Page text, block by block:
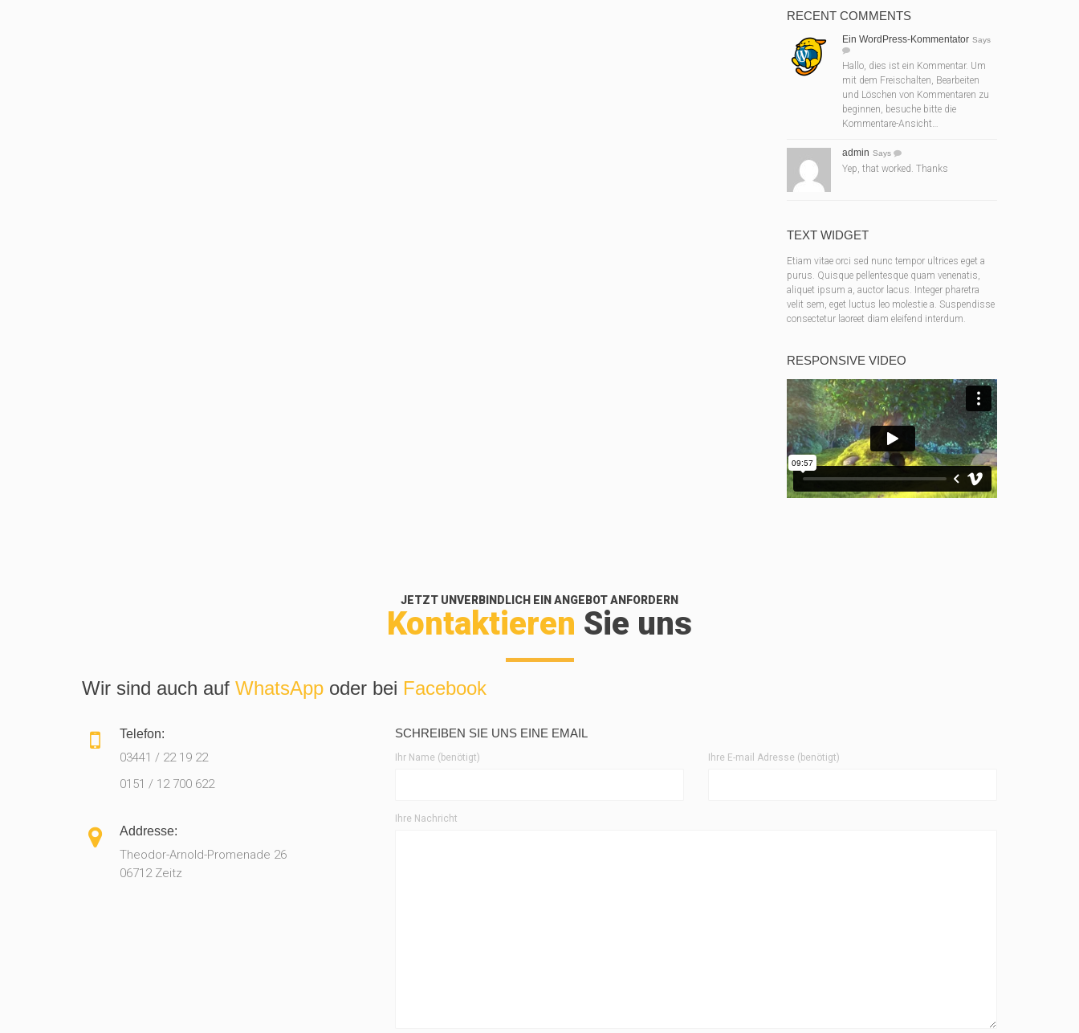
RECENT COMMENTS
Ein WordPress-Kommentator Says
Hallo, dies ist ein Kommentar. Um
mit dem Freischalten, Bearbeiten
und Löschen von Kommentaren zu
beginnen, besuche bitte die
Kommentare-Ansicht…
admin Says
Yep, that worked. Thanks
TEXT WIDGET
Etiam vitae orci sed nunc tempor ultrices eget a
purus. Quisque pellentesque quam venenatis,
aliquet ipsum a, auctor lacus. Integer pharetra
velit sem, eget luctus leo molestie a. Suspendisse
consectetur laoreet diam eleifend interdum.
RESPONSIVE VIDEO
JETZT UNVERBINDLICH EIN ANGEBOT ANFORDERN
Kontaktieren Sie uns
Wir sind auch auf WhatsApp oder bei Facebook
Telefon:
03441 / 22 19 22
0151 / 12 700 622
Addresse:
Theodor-Arnold-Promenade 26
06712 Zeitz
SCHREIBEN SIE UNS EINE EMAIL
Ihr Name (benötigt) Ihre E-mail Adresse (benötigt)
Ihre Nachricht